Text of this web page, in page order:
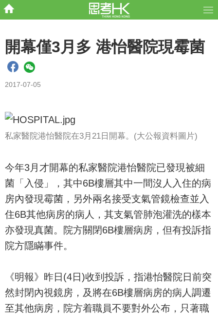
開幕僅3月多 港怡醫院現霉菌
2017-07-05
私家醫院港怡醫院在3月21日開幕。(大公報資料圖片)
今年3月才開幕的私家醫院港怡醫院已發現被細
菌「入侵」，其中6B樓層其中一間沒人入住的病
房內發現霉菌，另外兩名接受支氣管鏡檢查並入
住6B其他病房的病人，其支氣管肺泡灌洗的樣本
亦發現真菌。院方關閉6B樓層病房，但有投訴指
院方隱瞞事件。
《明報》昨日(4日)收到投訴，指港怡醫院日前突
然封閉內視鏡房，及將在6B樓層病房的病人調遷
至其他病房，院方着職員不要對外公布，只著職